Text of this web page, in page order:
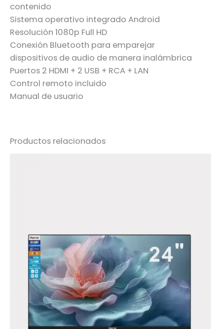
contenido
Sistema operativo integrado Android
Resolución 1080p Full HD
Conexión Bluetooth para emparejar
dispositivos de audio de manera inalámbrica
Puertos 2 HDMI + 2 USB + RCA + LAN
Control remoto incluido
Manual de usuario
Productos relacionados